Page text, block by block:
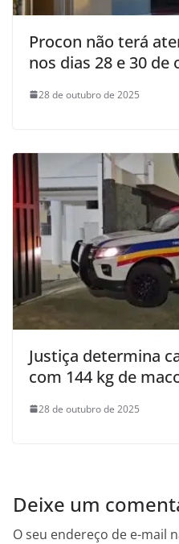
Procon não terá
nos dias 28 e 30 de
28 de outubro de 2025
Justiça determina
com 144 kg de
28 de outubro de 2025
Deixe um
O seu endereço de e-mail